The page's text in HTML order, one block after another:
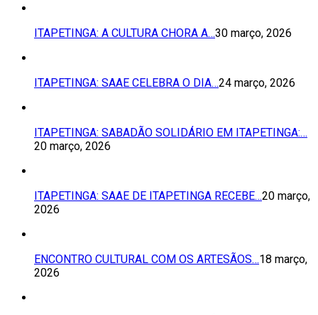
ITAPETINGA: A CULTURA CHORA A…30 março, 2026
ITAPETINGA: SAAE CELEBRA O DIA…24 março, 2026
ITAPETINGA: SABADÃO SOLIDÁRIO EM ITAPETINGA:…
20 março, 2026
ITAPETINGA: SAAE DE ITAPETINGA RECEBE…20 março,
2026
ENCONTRO CULTURAL COM OS ARTESÃOS…18 março,
2026